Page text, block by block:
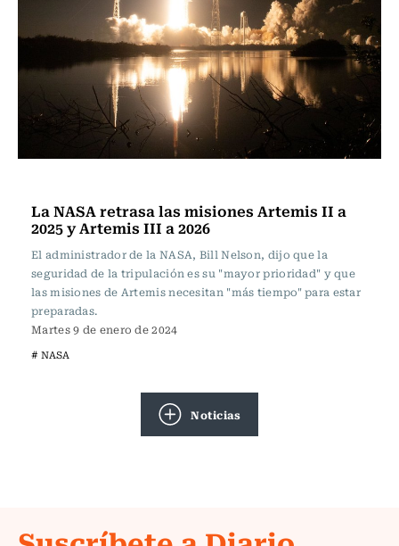
La NASA retrasa las misiones Artemis II a
2025 y Artemis III a 2026
El administrador de la NASA, Bill Nelson, dijo que la
seguridad de la tripulación es su "mayor prioridad" y que
las misiones de Artemis necesitan "más tiempo" para estar
preparadas.
Martes 9 de enero de 2024
# NASA
Noticias